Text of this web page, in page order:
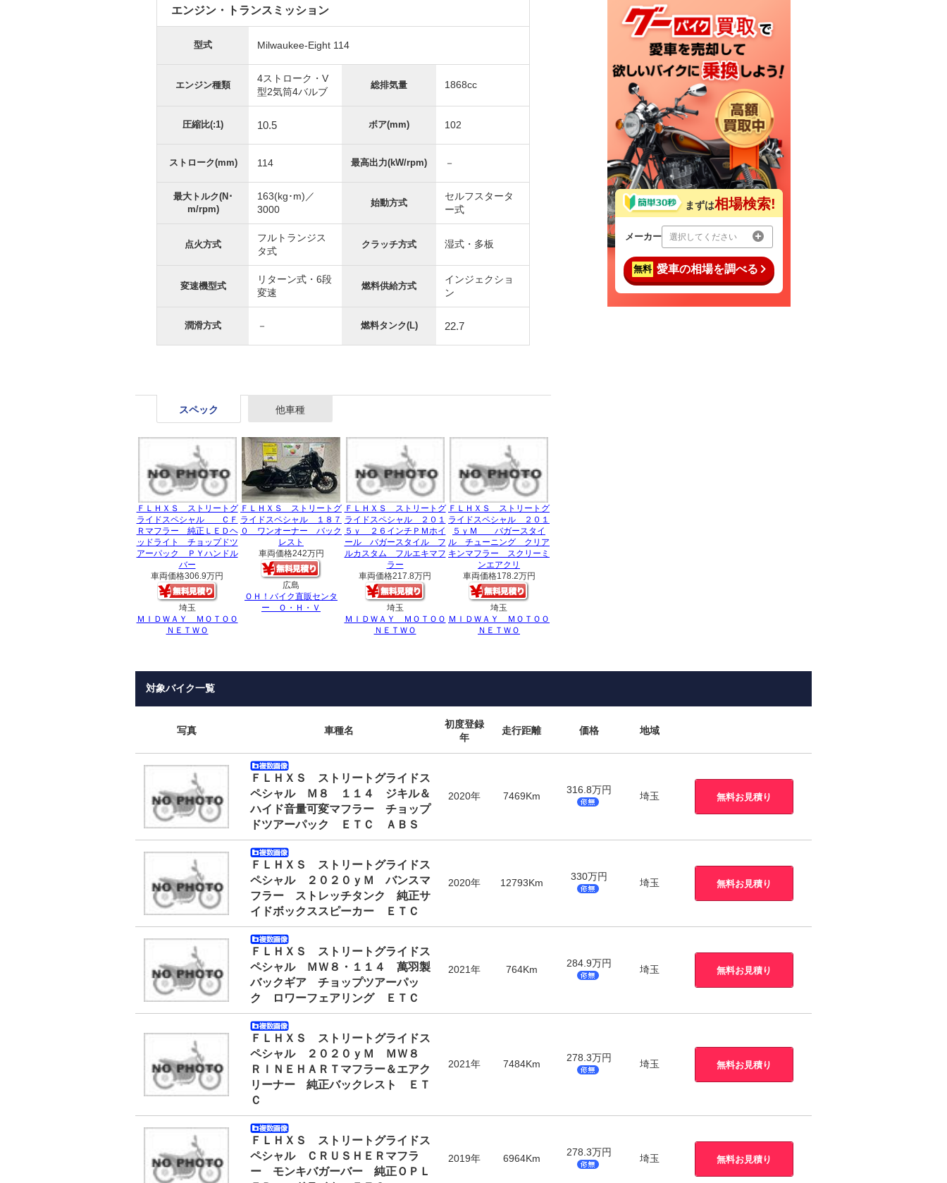
エンジン・トランスミッション
型式 Milwaukee-Eight 114
エンジン種類
4ストローク・V
型2気筒4バルブ
総排気量 1868cc
圧縮比(:1) 10.5 ボア(mm) 102
ストローク(mm) 114 最高出力(kW/rpm) －
最大トルク(N･
m/rpm)
163(kg･m)／
3000
始動方式
セルフスタータ
ー式
点火方式
フルトランジス
タ式
クラッチ方式 湿式・多板
変速機型式
リターン式・6段
変速
燃料供給方式
インジェクショ
ン
潤滑方式 － 燃料タンク(L) 22.7
スペック 他車種
ＦＬＨＸＳ ストリートグ
ライドスペシャル ＣＦ
Ｒマフラー 純正ＬＥＤヘ
ッドライト チョップドツ
アーパック ＰＹハンドル
バー
車両価格306.9万円
埼玉
ＭＩＤＷＡＹ ＭＯＴＯＯ
ＮＥＴＷＯ
ＦＬＨＸＳ ストリートグ
ライドスペシャル １８７
０ ワンオーナー バック
レスト
車両価格242万円
広島
ＯＨ！バイク直販センタ
ー Ｏ・Ｈ・Ｖ
ＦＬＨＸＳ ストリートグ
ライドスペシャル ２０１
５ｙ ２６インチＰＭホイ
ール バガースタイル フ
ルカスタム フルエキマフ
ラー
車両価格217.8万円
埼玉
ＭＩＤＷＡＹ ＭＯＴＯＯ
ＮＥＴＷＯ
ＦＬＨＸＳ ストリートグ
ライドスペシャル ２０１
５ｙＭ バガースタイ
ル チューニング クリア
キンマフラー スクリーミ
ンエアクリ
車両価格178.2万円
埼玉
ＭＩＤＷＡＹ ＭＯＴＯＯ
ＮＥＴＷＯ
まずは相場検索!
メーカー 選択してください
無料 愛車の相場を調べる
対象バイク一覧
写真 車種名
初度登録
年
走行距離 価格 地域
ＦＬＨＸＳ ストリートグライドス
ペシャル Ｍ８ １１４ ジキル＆
ハイド音量可変マフラー チョップ
ドツアーパック ＥＴＣ ＡＢＳ
2020年 7469Km
316.8万円
埼玉 無料お見積り
ＦＬＨＸＳ ストリートグライドス
ペシャル ２０２０ｙＭ バンスマ
フラー ストレッチタンク 純正サ
イドボックススピーカー ＥＴＣ
2020年 12793Km
330万円
埼玉 無料お見積り
ＦＬＨＸＳ ストリートグライドス
ペシャル ＭＷ８・１１４ 萬羽製
バックギア チョップツアーパッ
ク ロワーフェアリング ＥＴＣ
2021年 764Km
284.9万円
埼玉 無料お見積り
ＦＬＨＸＳ ストリートグライドス
ペシャル ２０２０ｙＭ ＭＷ８
ＲＩＮＥＨＡＲＴマフラー＆エアク
リーナー 純正バックレスト ＥＴ
Ｃ
2021年 7484Km
278.3万円
埼玉 無料お見積り
ＦＬＨＸＳ ストリートグライドス
ペシャル ＣＲＵＳＨＥＲマフラ
ー モンキバガーバー 純正ＯＰＬ
2019年 6964Km
278.3万円
埼玉 無料お見積り